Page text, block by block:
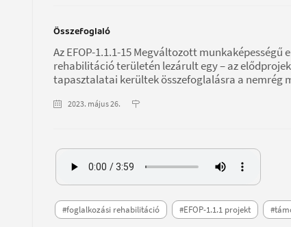
Összefoglaló
Az EFOP-1.1.1-15 Megváltozott
rehabilitáció területén lezárult egy – az
tapasztalatai kerültek összefoglalásra a nemrég
2023. május 26.
#foglalkozási rehabilitáció #EFOP-1.1.1 projekt